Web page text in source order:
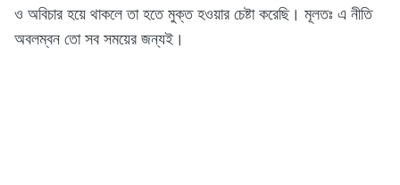
ও অবিচার হয়ে থাকলে তা হতে মুক্ত হওয়ার চেষ্টা করেছি। মূলতঃ এ নীতি
অবলম্বন তো সব সময়ের জন্যই।